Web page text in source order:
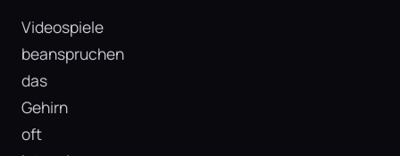
Videospiele
beanspruchen
das
Gehirn
oft